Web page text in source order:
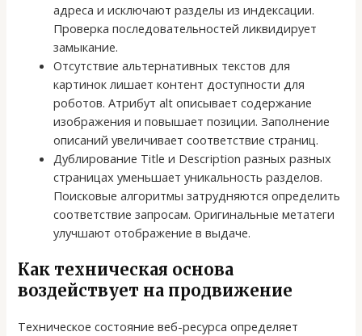
адреса и исключают разделы из индексации.
Проверка последовательностей ликвидирует
замыкание.
Отсутствие альтернативных текстов для
картинок лишает контент доступности для
роботов. Атрибут alt описывает содержание
изображения и повышает позиции. Заполнение
описаний увеличивает соответствие страниц.
Дублирование Title и Description разных разных
страницах уменьшает уникальность разделов.
Поисковые алгоритмы затрудняются определить
соответствие запросам. Оригинальные метатеги
улучшают отображение в выдаче.
Как техническая основа
воздействует на продвижение
Техническое состояние веб-ресурса определяет